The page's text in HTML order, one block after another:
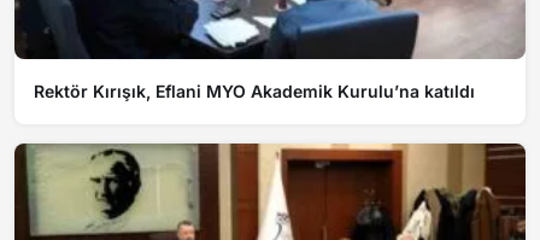
Rektör Kırışık, Eflani MYO Akademik Kurulu’na katıldı